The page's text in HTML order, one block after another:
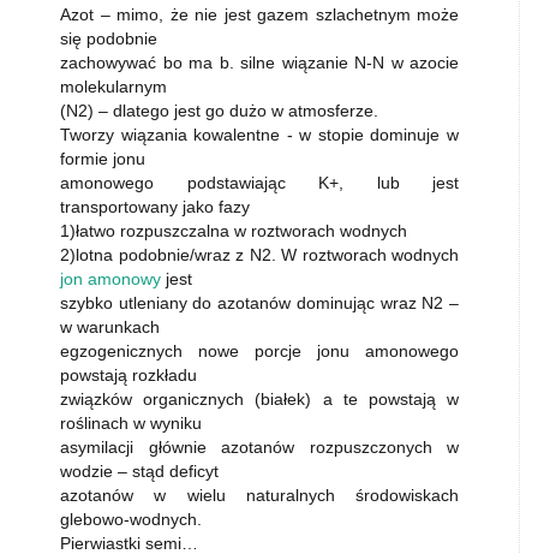
Azot – mimo, że nie jest gazem szlachetnym może
się podobnie
zachowywać bo ma b. silne wiązanie N-N w azocie
molekularnym
(N2) – dlatego jest go dużo w atmosferze.
Tworzy wiązania kowalentne - w stopie dominuje w
formie jonu
amonowego podstawiając K+, lub jest
transportowany jako fazy
1)łatwo rozpuszczalna w roztworach wodnych
2)lotna podobnie/wraz z N2. W roztworach wodnych
jon amonowy jest
szybko utleniany do azotanów dominując wraz N2 –
w warunkach
egzogenicznych nowe porcje jonu amonowego
powstają rozkładu
związków organicznych (białek) a te powstają w
roślinach w wyniku
asymilacji głównie azotanów rozpuszczonych w
wodzie – stąd deficyt
azotanów w wielu naturalnych środowiskach
glebowo-wodnych.
Pierwiastki semi…